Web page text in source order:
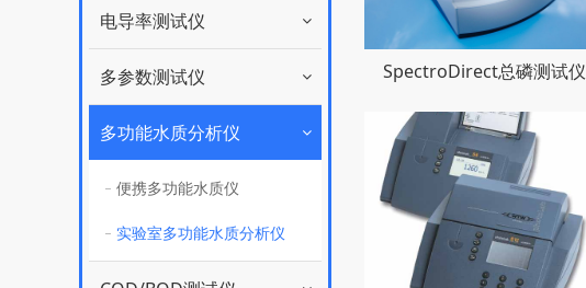
电导率测试仪
多参数测试仪
多功能水质分析仪
便携多功能水质仪
实验室多功能水质分析仪
SpectroDirect总磷测试仪